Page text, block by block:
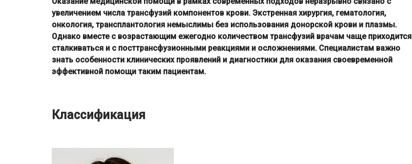
увеличением числа трансфузий компонентов крови. Экстренная хирургия, гематология,
онкология, трансплантология немыслимы без использования донорской крови и плазмы.
Однако вместе с возрастающим ежегодно количеством трансфузий врачам чаще приходится
сталкиваться и с посттрансфузионными реакциями и осложнениями. Специалистам важно
знать особенности клинических проявлений и диагностики для оказания своевременной
эффективной помощи таким пациентам.
Классификация